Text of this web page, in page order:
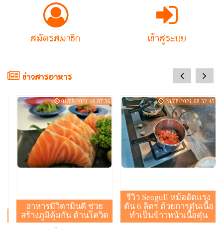
สมัครสมาชิก เข้าสู่ระบบ
ข่าวสารอาหาร
อาหารมีวิตามินดี ช่วย
สร้างภูมิคุ้มกัน ต้านโควิด
01/09/2021 10:07:36
รีวิว Seagull หม้ออัดแรง
ดัน 6 ลิตร ด้วยการตุ๋นเนื้อ
ทำเป็นข้าวหน้าเนื้อตุ๋น
28/08/2021 08:32:45
prev next